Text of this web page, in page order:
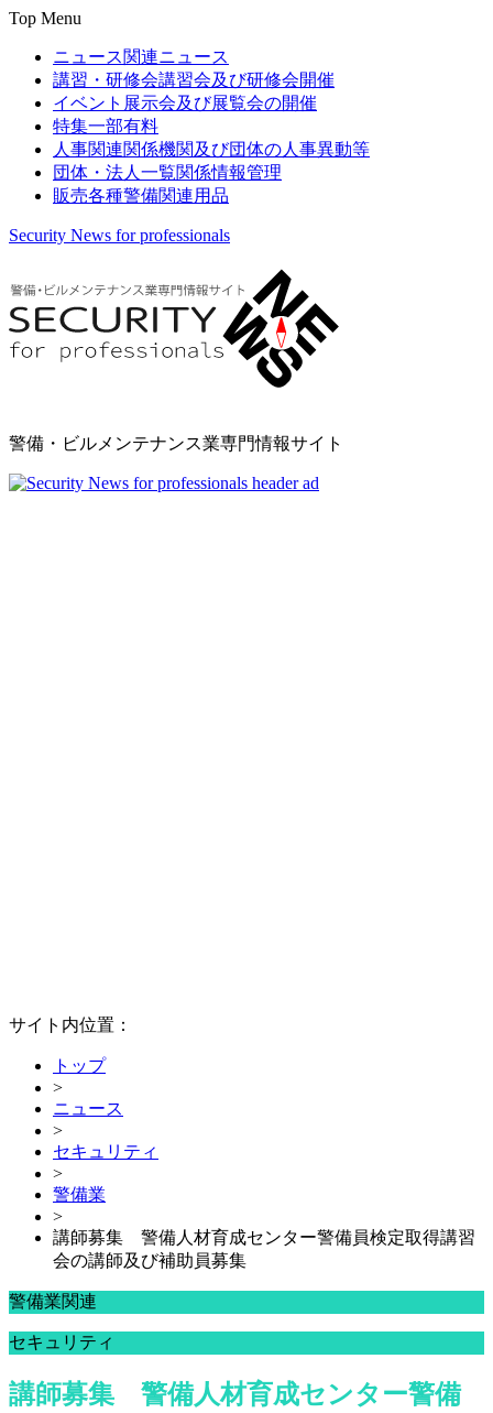
Top Menu
ニュース関連ニュース
講習・研修会講習会及び研修会開催
イベント 展示会及び展覧会の開催
特集一部有料
人事関連関係機関及び団体の人事異動等
団体・法人一覧関係情報管理
販売各種警備関連用品
Security News for professionals
警備・ビルメンテナンス業専門情報サイト
サイト内位置：
トップ
>
ニュース
>
セキュリティ
>
警備業
>
講師募集 警備人材育成センター警備員検定取得講習
会の講師及び補助員募集
警備業関連
セキュリティ
講師募集 警備人材育成センター警備